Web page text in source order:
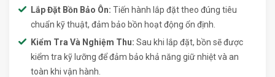
Lắp Đặt Bồn Bảo Ôn: Tiến hành lắp đặt theo đúng tiêu
chuẩn kỹ thuật, đảm bảo bồn hoạt động ổn định.
Kiểm Tra Và Nghiệm Thu: Sau khi lắp đặt, bồn sẽ được
kiểm tra kỹ lưỡng để đảm bảo khả năng giữ nhiệt và an
toàn khi vận hành.